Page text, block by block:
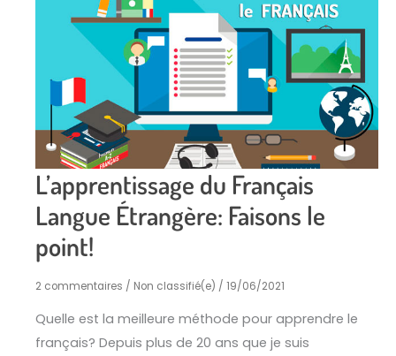
L’apprentissage du Français
Langue Étrangère: Faisons le
point!
2 commentaires / Non classifié(e) /19/06/2021
Quelle est la meilleure méthode pour apprendre le
français? Depuis plus de 20 ans que je suis